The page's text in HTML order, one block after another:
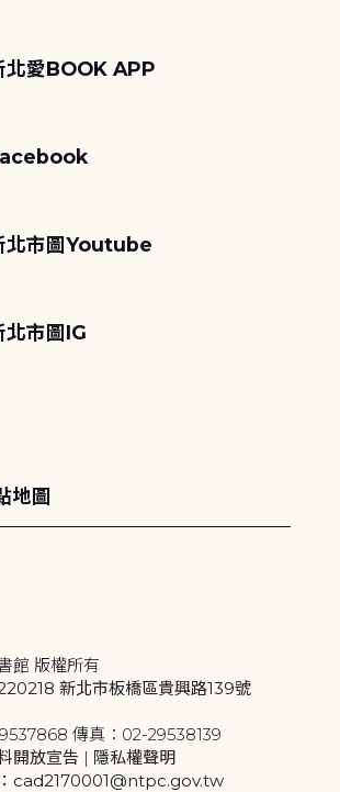
北愛BOOK APP
北市圖Youtube
北市圖IG
地圖
館 版權所有
新北市板橋區貴興路139號
傳真：02-29538139
開放宣告 | 隱私權聲明
cad2170001@ntpc.gov.tw